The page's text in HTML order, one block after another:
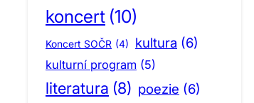
koncert (10)
Koncert SOČR (4) kultura (6)
kulturní program (5)
literatura (8) poezie (6)